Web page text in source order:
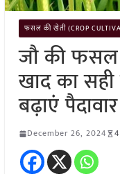
फसल की खेती (CROP
जौ की
खाद का
बढ़ाएं पैदावार
December 26, 2024